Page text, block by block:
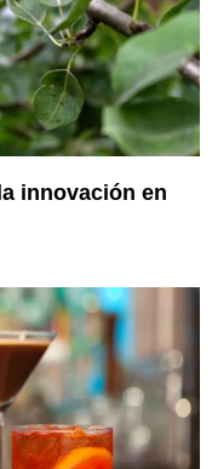
innovación en